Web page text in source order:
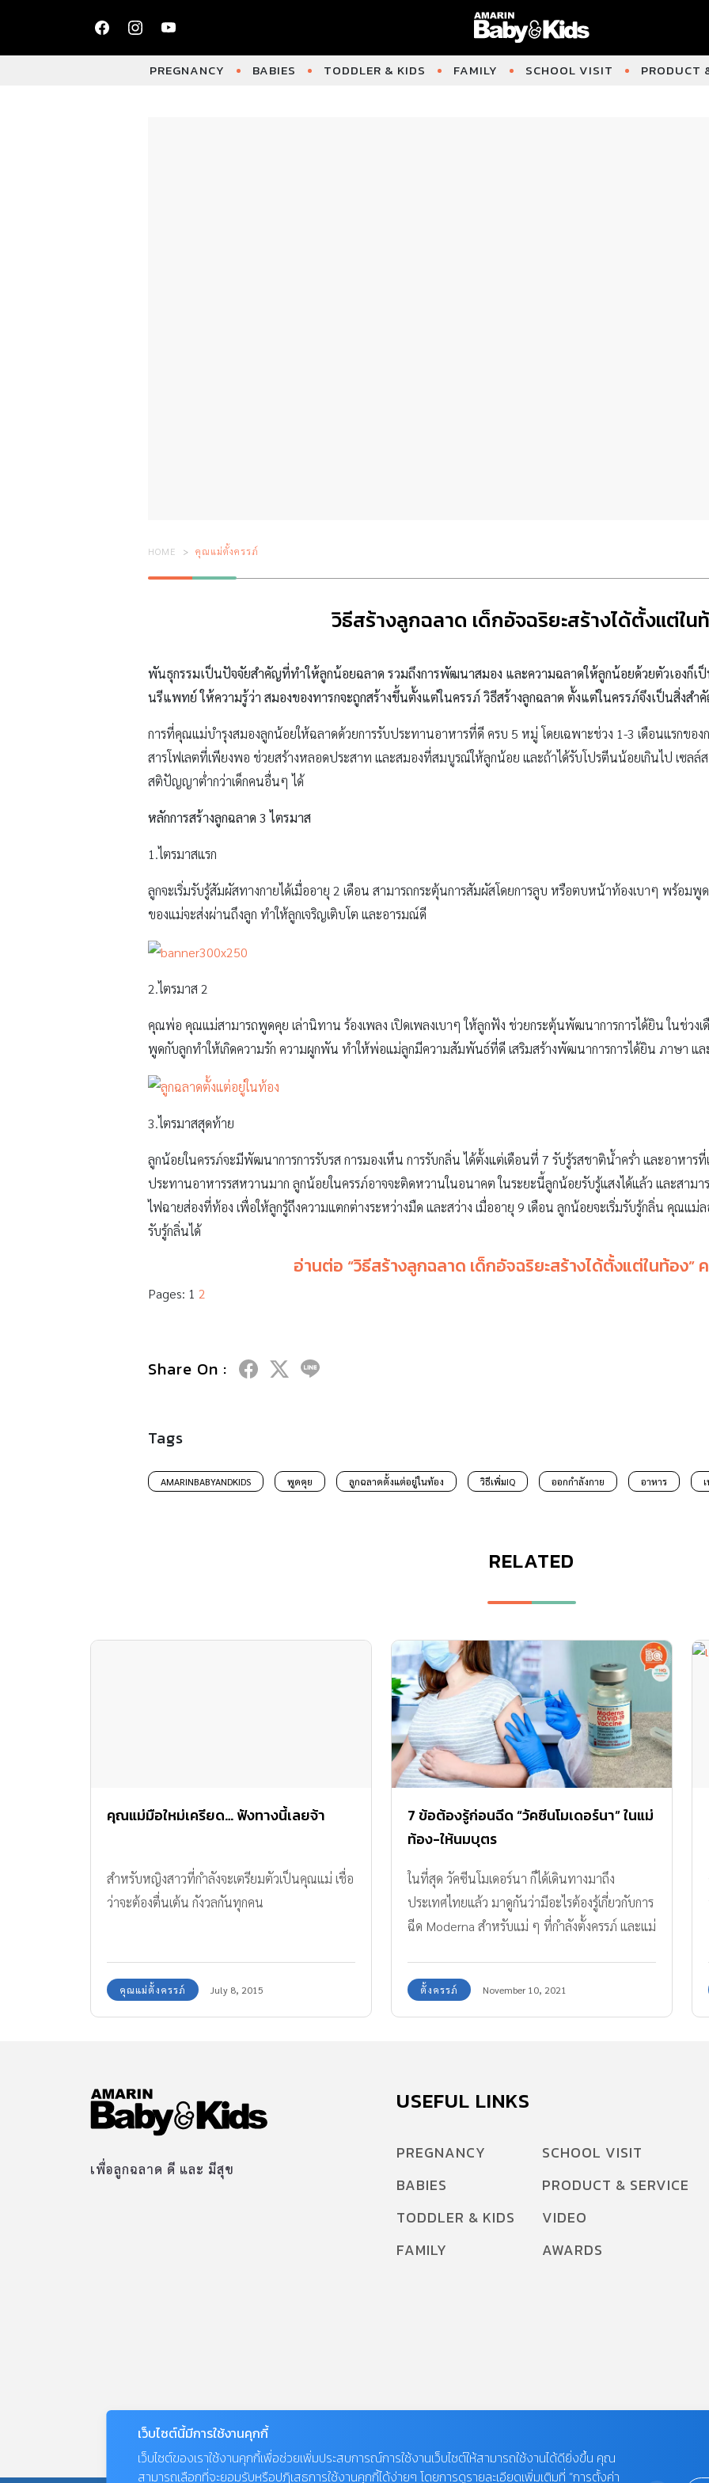
PREGNANCY BABIES TODDLER & KIDS FAMILY SCHOOL VISIT PRODUCT
HOME คุณแม่ตั้งครรภ์
วิธีสร้างลูกฉลาด เด็กอัจฉริยะสร้างได้ตั้งแต่ใน
พันธุกรรมเป็นปัจจัยสำคัญที่ทำให้ลูกน้อยฉลาด รวมถึงการพัฒนาสมอง และความฉลาดให้ลูกน้อยด้วยตัวเองก็เ
นรีแพทย์ให้ความรู้ว่า สมองของทารกจะถูกสร้างขึ้นตั้งแต่ในครรภ์ วิธีสร้างลูกฉลาด ตั้งแต่ในครรภ์จึงเป็นสิ่งสำ
การที่คุณแม่บำรุงสมองลูกน้อยให้ฉลาดด้วยการรับประทานอาหารที่ดี ครบ 5 หมู่ โดยเฉพาะช่วง 1-3 เดือนแรกของ
สารโฟเลตที่เพียงพอ ช่วยสร้างหลอดประสาท และสมองที่สมบูรณ์ให้ลูกน้อย และถ้าได้รับโปรตีนน้อยเกินไป เซลล์
สติปัญญาต่ำกว่าเด็กคนอื่นๆ ได้
หลักการสร้างลูกฉลาด 3 ไตรมาส
1.ไตรมาสแรก
ลูกจะเริ่มรับรู้สัมผัสทางกายได้เมื่ออายุ 2 เดือน สามารถกระตุ้นการสัมผัสโดยการลูบ หรือตบหน้าท้องเบาๆ พร้อ
ของแม่จะส่งผ่านถึงลูก ทำให้ลูกเจริญเติบโต และอารมณ์ดี
2.ไตรมาส 2
คุณพ่อ คุณแม่สามารถพูดคุย เล่านิทาน ร้องเพลง เปิดเพลงเบาๆ ให้ลูกฟัง ช่วยกระตุ้นพัฒนาการการได้ยิน ในช่วง
พูดกับลูกทำให้เกิดความรัก ความผูกพัน ทำให้พ่อแม่ลูกมีความสัมพันธ์ที่ดี เสริมสร้างพัฒนาการการได้ยิน ภาษา แ
3.ไตรมาสสุดท้าย
ลูกน้อยในครรภ์จะมีพัฒนาการการรับรส การมองเห็น การรับกลิ่น ได้ตั้งแต่เดือนที่ 7 รับรู้รสชาติน้ำคร่ำ และอาหาร
ประทานอาหารรสหวานมาก ลูกน้อยในครรภ์อาจจะติดหวานในอนาคต ในระยะนี้ลูกน้อยรับรู้แสงได้แล้ว และสาม
ไฟฉายส่องที่ท้อง เพื่อให้ลูกรู้ถึงความแตกต่างระหว่างมืด และสว่าง เมื่ออายุ 9 เดือน ลูกน้อยจะเริ่มรับรู้กลิ่น คุณแ
รับรู้กลิ่นได้
อ่านต่อ “วิธีสร้างลูกฉลาด เด็กอัจฉริยะสร้างได้ตั้งแต่ในท้อง”
Pages: 1 2
Share On :
Tags
AMARINBABYANDKIDS พูดคุย ลูกฉลาดตั้งแต่อยู่ในท้อง วิธีเพิ่มIQ ออกกำลังกาย อาหาร
RELATED
คุณแม่มือใหม่เครียด… ฟังทางนี้เลยจ้า
สำหรับหญิงสาวที่กำลังจะเตรียมตัวเป็นคุณแม่ เชื่อ
ว่าจะต้องตื่นเต้น กังวลกันทุกคน
คุณแม่ตั้งครรภ์ July 8, 2015
7 ข้อต้องรู้ก่อนฉีด “วัคซีนโมเดอร์นา” ในแม่
ท้อง-ให้นมบุตร
ในที่สุด วัคซีนโมเดอร์นา ก็ได้เดินทางมาถึง
ประเทศไทยแล้ว มาดูกันว่ามีอะไรต้องรู้เกี่ยวกับการ
ฉีด Moderna สำหรับแม่ ๆ ที่กำลังตั้งครรภ์ และแม่
ตั้งครรภ์ November 10, 2021
เพื่อลูกฉลาด ดี และ มีสุข
USEFUL LINKS
PREGNANCY
BABIES
TODDLER & KIDS
FAMILY
SCHOOL VISIT
PRODUCT & SERVICE
VIDEO
AWARDS
เว็บไซต์นี้มีการใช้งานคุกกี้
เว็บไซต์ของเราใช้งานคุกกี้เพื่อช่วยเพิ่มประสบการณ์การใช้งานเว็บไซต์ให้สามารถใช้งานได้ดียิ่งขึ้น คุณ
สามารถเลือกที่จะยอมรับหรือปฏิเสธการใช้งานคุกกี้ได้ง่ายๆ โดยการดูรายละเอียดเพิ่มเติมที่ “การตั้งค่า